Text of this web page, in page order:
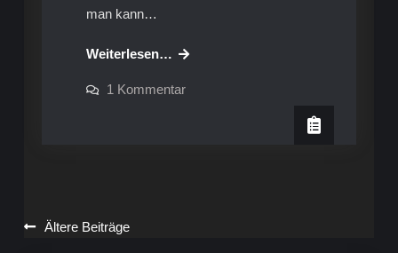
man kann…
Weiterlesen… Rezept:
mit
1 Kommentarzu
Beitragsnavigation
Ältere Beiträge